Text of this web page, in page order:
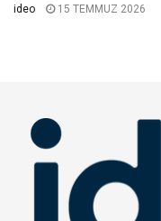
ideo 15 TEMMUZ 2026